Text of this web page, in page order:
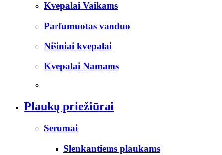
Kvepalai Vaikams
Parfumuotas vanduo
Nišiniai kvepalai
Kvepalai Namams
Plaukų priežiūrai
Serumai
Slenkantiems plaukams